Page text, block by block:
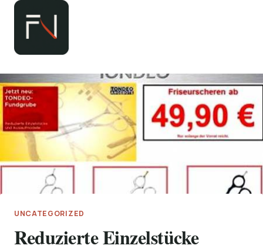
Zum
springen
UNCATEGORIZED
Reduzierte Einzelstücke